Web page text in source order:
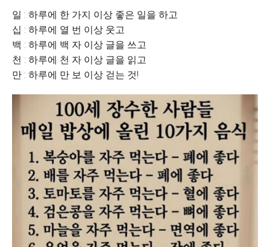
일 : 하루에 한 가지 이상 좋은 일을 하고
십 : 하루에 열 번 이상 웃고
백 : 하루에 백 자 이상 글을 쓰고
천 : 하루에 천 자 이상 글을 읽고
만 : 하루에 만 보 이상 걷는 것!